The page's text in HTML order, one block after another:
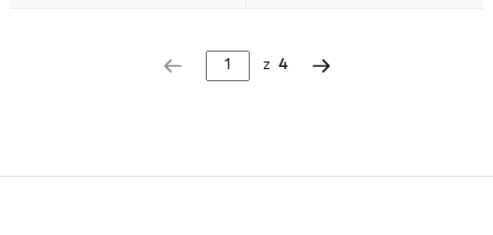
z 4